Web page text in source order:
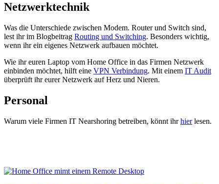
Netzwerktechnik
Was die Unterschiede zwischen Modem. Router und Switch sind,
lest ihr im Blogbeitrag Routing und Switching. Besonders wichtig,
wenn ihr ein eigenes Netzwerk aufbauen möchtet.
Wie ihr euren Laptop vom Home Office in das Firmen Netzwerk
einbinden möchtet, hilft eine VPN Verbindung. Mit einem IT Audit
überprüft ihr eurer Netzwerk auf Herz und Nieren.
Personal
Warum viele Firmen IT Nearshoring betreiben, könnt ihrhierlesen.